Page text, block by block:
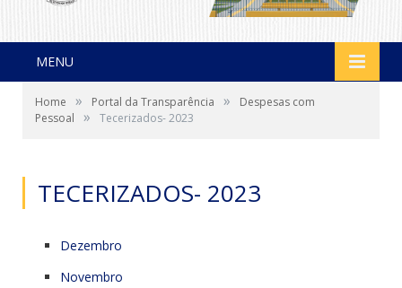
MENU
Home » Portal da Transparência »
Despesas com
Pessoal
» Tecerizados- 2023
TECERIZADOS- 2023
Dezembro
Novembro